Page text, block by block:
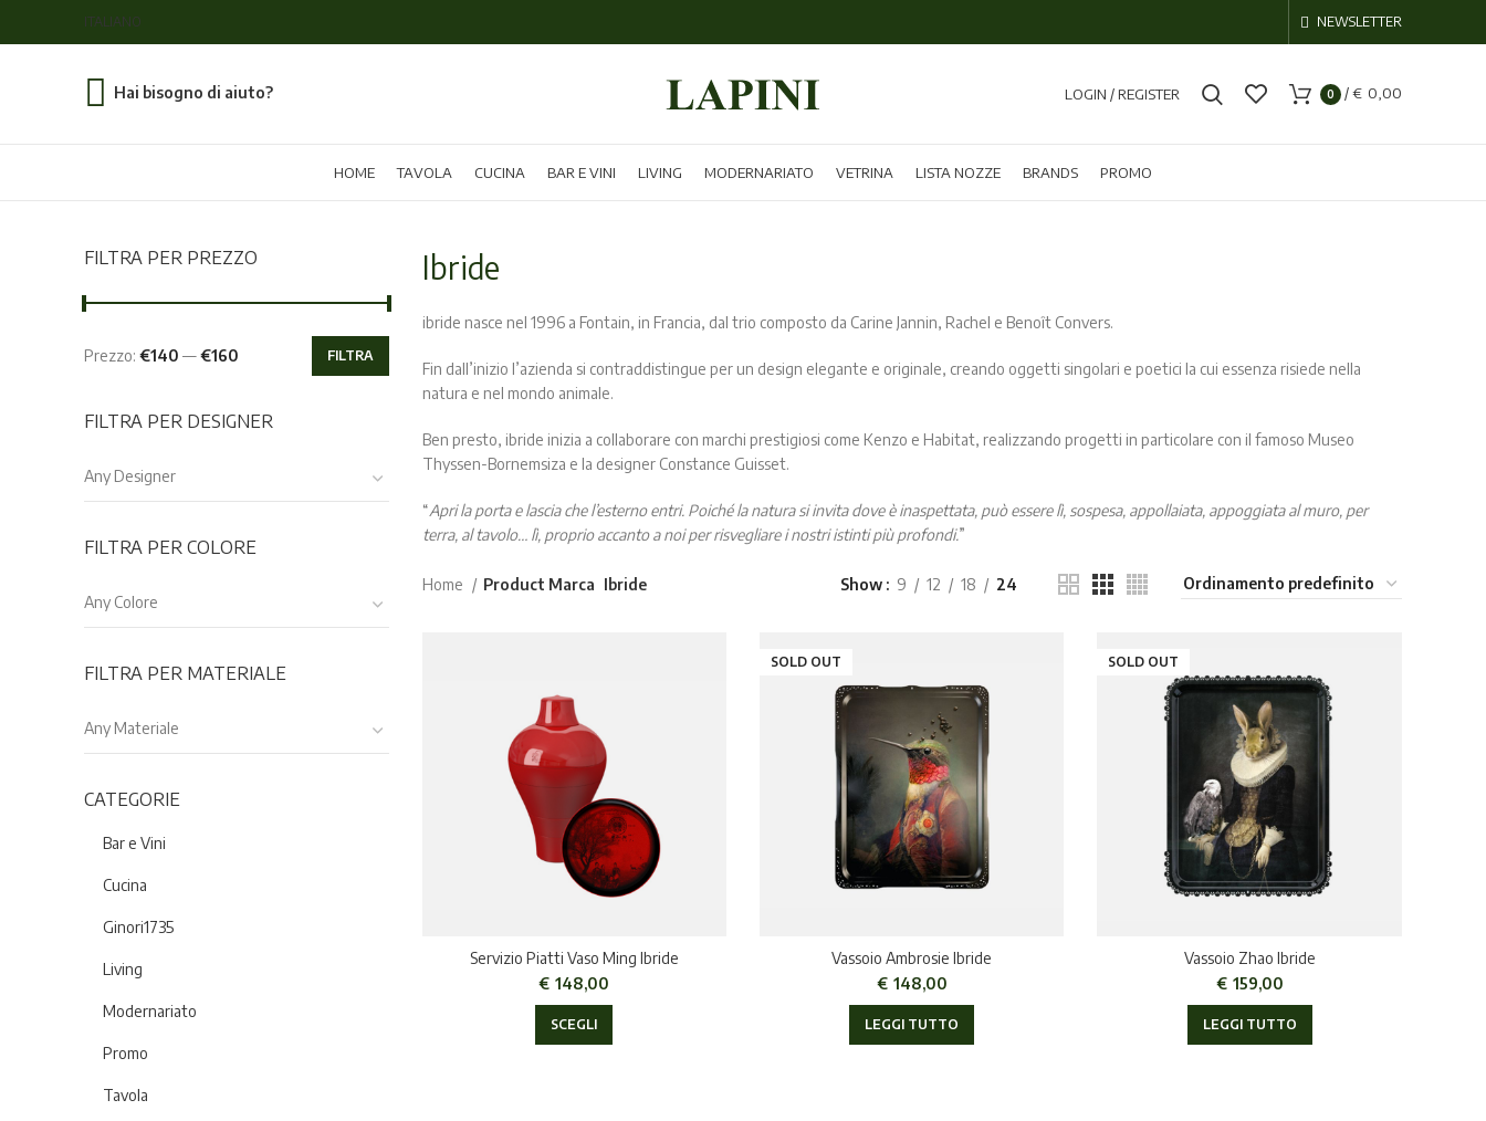
ITALIANO NEWSLETTER
Hai bisogno di aiuto? LOGIN / REGISTER 0 /€ 0,00
HOME TAVOLA CUCINA BAR E VINI LIVING MODERNARIATO VETRINA LISTA NOZZE BRANDS PROMO
FILTRA PER PREZZO
FILTRA
Prezzo: €140 —€160
FILTRA PER DESIGNER
Any Designer
FILTRA PER COLORE
Any Colore
FILTRA PER MATERIALE
Any Materiale
CATEGORIE
Bar e Vini
Cucina
Ginori1735
Living
Modernariato
Promo
Tavola
Ibride
ibride nasce nel 1996 a Fontain, in Francia, dal trio composto da Carine Jannin, Rachel e Benoît Convers.
Fin dall’inizio l’azienda si contraddistingue per un design elegante e originale, creando oggetti singolari e poetici la cui essenza risiede nella
natura e nel mondo animale.
Ben presto, ibride inizia a collaborare con marchi prestigiosi come Kenzo e Habitat, realizzando progetti in particolare con il famoso Museo
Thyssen-Bornemsiza e la designer Constance Guisset.
“Apri la porta e lascia che l’esterno entri. Poiché la natura si invita dove è inaspettata, può essere lì, sospesa, appollaiata, appoggiata al muro, per
terra, al tavolo… lì, proprio accanto a noi per risvegliare i nostri istinti più profondi.”
Home Product Marca Ibride Show 9 12 18 24
Servizio Piatti Vaso Ming Ibride
€ 148,00
SCEGLI
SOLD OUT
Vassoio Ambrosie Ibride
€ 148,00
LEGGI TUTTO
SOLD OUT
Vassoio Zhao Ibride
€ 159,00
LEGGI TUTTO